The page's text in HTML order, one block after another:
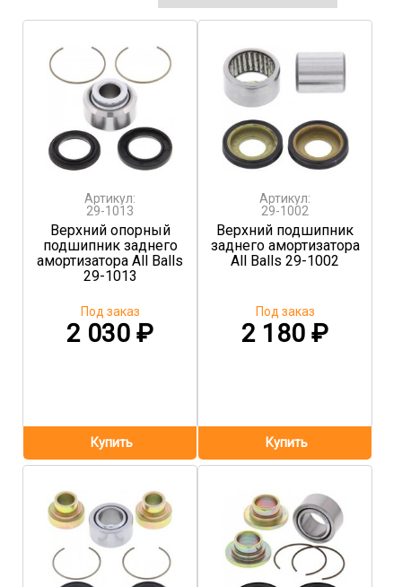
Артикул:
29-1013
Верхний опорный
подшипник заднего
амортизатора All Balls
29-1013
2 030 ₽
Под заказ
Артикул:
29-1002
Верхний подшипник
заднего амортизатора
All Balls 29-1002
2 180₽
Под заказ